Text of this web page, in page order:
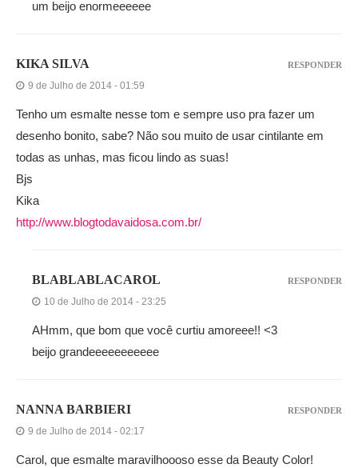
um beijo enormeeeeee
KIKA SILVA
9 de Julho de 2014 - 01:59
Tenho um esmalte nesse tom e sempre uso pra fazer um
desenho bonito, sabe? Não sou muito de usar cintilante em
todas as unhas, mas ficou lindo as suas!
Bjs
Kika
http://www.blogtodavaidosa.com.br/
RESPONDER
BLABLABLACAROL
10 de Julho de 2014 - 23:25
AHmm, que bom que você curtiu amoreee!! <3
beijo grandeeeeeeeeeee
RESPONDER
NANNA BARBIERI
9 de Julho de 2014 - 02:17
Carol, que esmalte maravilhoooso esse da Beauty Color!
RESPONDER